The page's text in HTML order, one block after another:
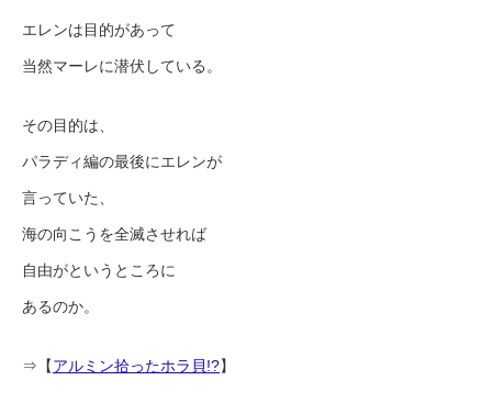
エレンは目的があって
当然マーレに潜伏している。
その目的は、
パラディ編の最後にエレンが
言っていた、
海の向こうを全滅させれば
自由がというところに
あるのか。
⇒【アルミン拾ったホラ貝!?】